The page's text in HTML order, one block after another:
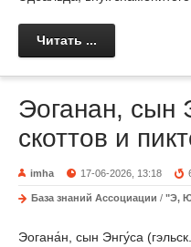
Читать ...
Эоганан, сын
скоттов и
imha 17-06-2026, 13:18
База знаний Ассоциации / "Э,
Эогана́н, сын Энгу́са